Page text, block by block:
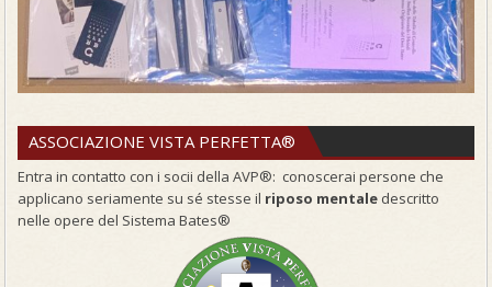
ASSOCIAZIONE VISTA PERFETTA®
Entra in contatto con i socii della AVP®: conoscerai persone che
applicano seriamente su sé stesse il riposo mentale descritto
nelle opere del Sistema Bates®